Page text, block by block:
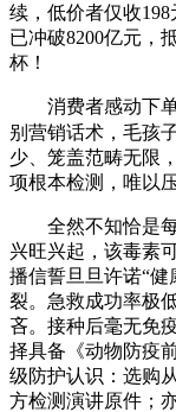
续，低价者仅收
已冲破8200亿元，
杯！
消费者感动下单
别营销话术，毛孩
少、笼盖范畴无限
项根本检测，唯以
全然不知恰是每
兴旺兴起，该毒素
播信誓旦旦许诺“健
裂。急救成功率极
吝。接种后毫无免
择具备《动物防疫
级防护认识：选购
方检测演讲原件；